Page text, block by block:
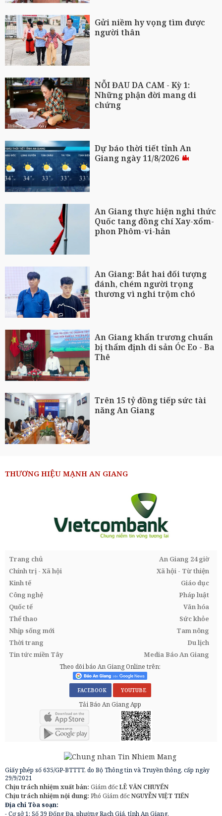
Gửi niềm hy vọng tìm được
người thân
NỖI ĐAU DA CAM - Kỳ 1:
Những phận đời mang di
chứng
Dự báo thời tiết tỉnh An
Giang ngày 11/8/2026
An Giang thực hiện nghi thức
Quốc tang đồng chí Xay-xổm-
phon Phôm-vi-hản
An Giang: Bắt hai đối tượng
đánh, chém người trọng
thương vì nghi trộm chó
An Giang khẩn trương chuẩn
bị thẩm định di sản Óc Eo - Ba
Thê
Trên 15 tỷ đồng tiếp sức tài
năng An Giang
THƯƠNG HIỆU MẠNH AN GIANG
Trang chủ
An Giang 24 giờ
Chính trị - Xã hội
Xã hội - Từ thiện
Kinh tế
Giáo dục
Công nghệ
Pháp luật
Quốc tế
Văn hóa
Thể thao
Sức khỏe
Nhịp sống mới
Tam nông
Thời trang
Du lịch
Tin tức miền Tây
Media Báo An Giang
Theo dõi báo An Giang Online trên:
FACEBOOK YOUTUBE
Tải Báo An Giang App
Giấy phép số 635/GP-BTTTT, do Bộ Thông tin và Truyền thông, cấp ngày
29/9/2021
Chịu trách nhiệm xuất bản: Giám đốcLÊ VĂN CHUYỂN
Chịu trách nhiệm nội dung: Phó Giám đốcNGUYỄN VIỆT TIẾN
Địa chỉ Tòa soạn:
- Cơ sở 1: Số 39 Đống Đa, phường Rạch Giá, tỉnh An Giang.